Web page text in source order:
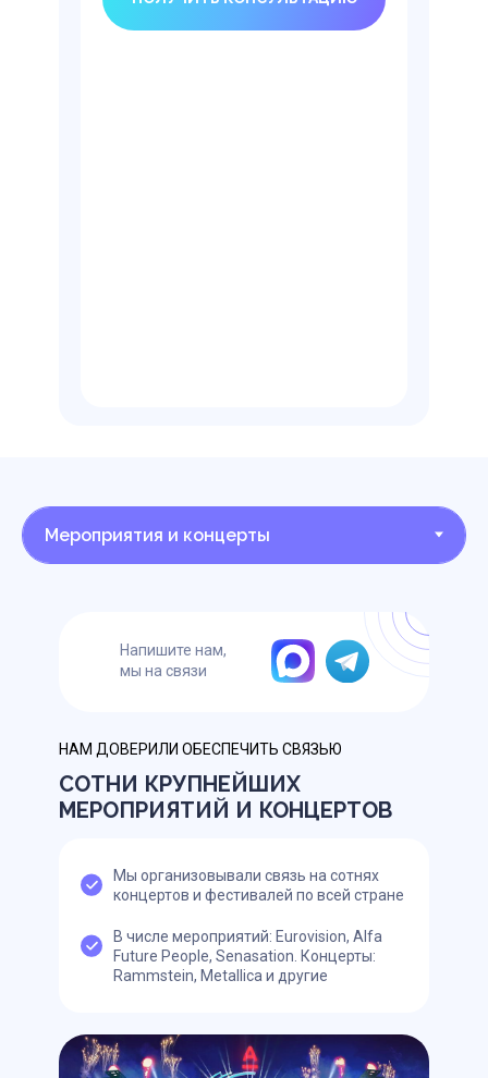
Мы организовывали связь на сотнях
концертов и фестивалей по всей стране
СОТНИ КРУПНЕЙШИХ
МЕРОПРИЯТИЙ И КОНЦЕРТОВ
НАМ ДОВЕРИЛИ ОБЕСПЕЧИТЬ СВЯЗЬЮ
В числе мероприятий: Eurovision, Alfa
Future People, Senasation. Концерты:
Rammstein, Metallica и другие
Напишите нам,
мы на связи